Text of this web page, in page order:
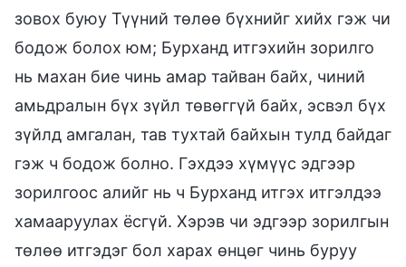
зовох буюу Түүний төлөө бүхнийг хийх гэж чи
бодож болох юм; Бурханд итгэхийн зорилго
нь махан бие чинь амар тайван байх, чиний
амьдралын бүх зүйл төвөггүй байх, эсвэл бүх
зүйлд амгалан, тав тухтай байхын тулд байдаг
гэж ч бодож болно. Гэхдээ хүмүүс эдгээр
зорилгоос алийг нь ч Бурханд итгэх итгэлдээ
хамааруулах ёсгүй. Хэрэв чи эдгээр зорилгын
төлөө итгэдэг бол харах өнцөг чинь буруу